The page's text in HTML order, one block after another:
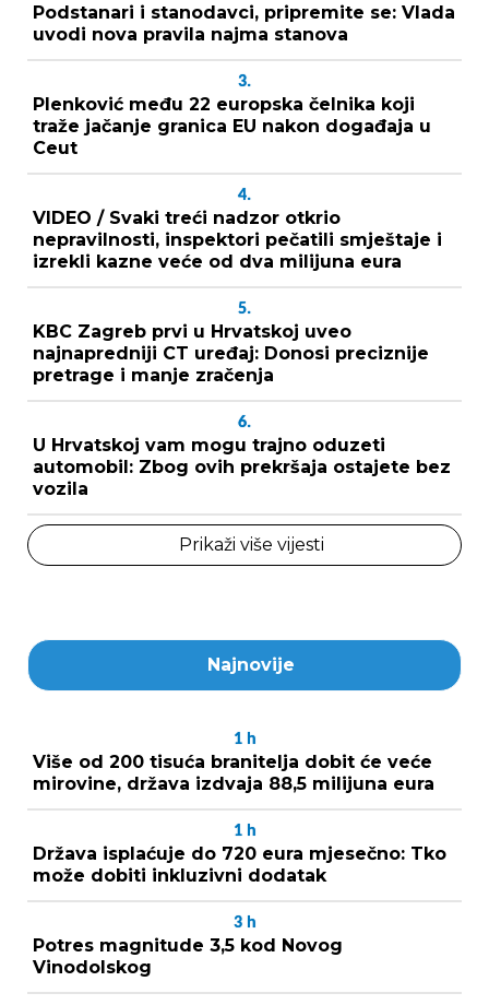
Podstanari i stanodavci, pripremite se: Vlada
uvodi nova pravila najma stanova
3.
Plenković među 22 europska čelnika koji
traže jačanje granica EU nakon događaja u
Ceut
4.
VIDEO / Svaki treći nadzor otkrio
nepravilnosti, inspektori pečatili smještaje i
izrekli kazne veće od dva milijuna eura
5.
KBC Zagreb prvi u Hrvatskoj uveo
najnapredniji CT uređaj: Donosi preciznije
pretrage i manje zračenja
6.
U Hrvatskoj vam mogu trajno oduzeti
automobil: Zbog ovih prekršaja ostajete bez
vozila
Prikaži više vijesti
Najnovije
1 h
Više od 200 tisuća branitelja dobit će veće
mirovine, država izdvaja 88,5 milijuna eura
1 h
Država isplaćuje do 720 eura mjesečno: Tko
može dobiti inkluzivni dodatak
3 h
Potres magnitude 3,5 kod Novog
Vinodolskog